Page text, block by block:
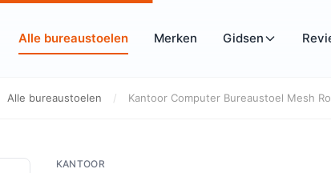
Alle bureaustoelen Merken Gidsen
Alle bureaustoelen / Kantoor Computer Bureaustoel Mesh
KANTOOR